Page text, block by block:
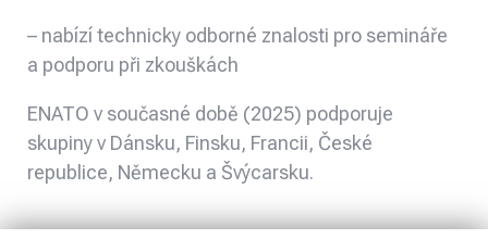
– nabízí technicky odborné znalosti pro semináře
a podporu při zkouškách
ENATO v současné době (2025) podporuje
skupiny v Dánsku, Finsku, Francii, České
republice, Německu a Švýcarsku.